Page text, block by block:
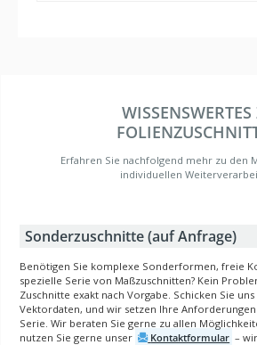
WISSENSWERTES
Erfahren Sie nachfolgend mehr zu den
individuellen
Sonderzuschnitte (auf Anfrage)
Benötigen Sie komplexe Sonderformen, freie
spezielle Serie von Maßzuschnitten? Kein
Zuschnitte exakt nach Vorgabe. Schicken Sie
Vektordaten, und wir setzen Ihre Anforderungen
Serie. Wir beraten Sie gerne zu allen
nutzen Sie gerne unser
Kontaktformular –